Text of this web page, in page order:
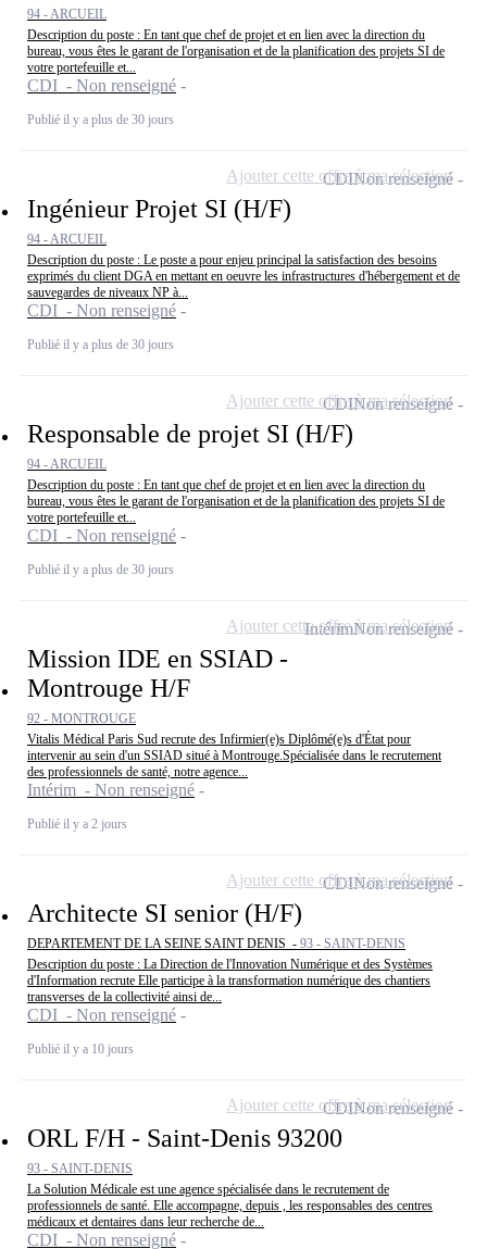
94 - ARCUEIL
Description du poste : En tant que chef de projet et en lien avec la direction du
bureau, vous êtes le garant de l'organisation et de la planification des projets SI de
votre portefeuille et...
CDI - Non renseigné
Publié il y a plus de 30 jours
Ingénieur Projet SI (H/F)
94 - ARCUEIL
Description du poste : Le poste a pour enjeu principal la satisfaction des besoins
exprimés du client DGA en mettant en oeuvre les infrastructures d'hébergement et de
sauvegardes de niveaux NP à...
CDI - Non renseigné
Publié il y a plus de 30 jours
CDINon renseigné
Ajouter cette offre à ma sélection
Responsable de projet SI (H/F)
94 - ARCUEIL
Description du poste : En tant que chef de projet et en lien avec la direction du
bureau, vous êtes le garant de l'organisation et de la planification des projets SI de
votre portefeuille et...
CDI - Non renseigné
Publié il y a plus de 30 jours
CDINon renseigné
Ajouter cette offre à ma sélection
Mission IDE en SSIAD -
Montrouge H/F
92 - MONTROUGE
Vitalis Médical Paris Sud recrute des Infirmier(e)s Diplômé(e)s d'État pour
intervenir au sein d'un SSIAD situé à Montrouge.Spécialisée dans le recrutement
des professionnels de santé, notre agence...
Intérim - Non renseigné
Publié il y a 2 jours
IntérimNon renseigné
Ajouter cette offre à ma sélection
Architecte SI senior (H/F)
DEPARTEMENT DE LA SEINE SAINT DENIS - 93 - SAINT-DENIS
Description du poste : La Direction de l'Innovation Numérique et des Systèmes
d'Information recrute Elle participe à la transformation numérique des chantiers
transverses de la collectivité ainsi de...
CDI - Non renseigné
Publié il y a 10 jours
CDINon renseigné
Ajouter cette offre à ma sélection
ORL F/H - Saint-Denis 93200
93 - SAINT-DENIS
La Solution Médicale est une agence spécialisée dans le recrutement de
professionnels de santé. Elle accompagne, depuis , les responsables des centres
médicaux et dentaires dans leur recherche de...
CDI - Non renseigné
CDINon renseigné
Ajouter cette offre à ma sélection